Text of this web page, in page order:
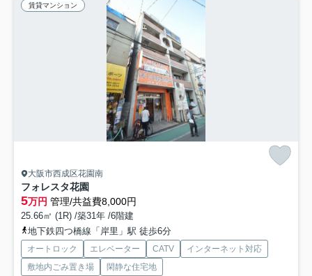
賃貸マンション
大阪市西成区花園南
フォレスタ花園
5万円 管理/共益費8,000円
25.66㎡ (1R) /築31年 /6階建
地下鉄四つ橋線「岸里」駅 徒歩6分
オートロック エレベーター CATV
インターネット対応
敷地内ごみ置き場
閑静な住宅地